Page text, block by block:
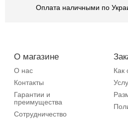
Оплата наличными по
О магазине
О нас
Контакты
Гарантии и
преимущества
Сотрудничество
Как